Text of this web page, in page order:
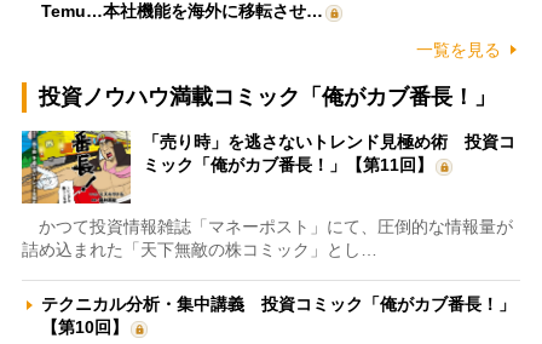
Temu…本社機能を海外に移転させ…
一覧を見る
投資ノウハウ満載コミック「俺がカブ番長！」
「売り時」を逃さないトレンド見極め術 投資コ
ミック「俺がカブ番長！」【第11回】
かつて投資情報雑誌「マネーポスト」にて、圧倒的な情報量が
詰め込まれた「天下無敵の株コミック」とし…
テクニカル分析・集中講義 投資コミック「俺がカブ番長！」
【第10回】